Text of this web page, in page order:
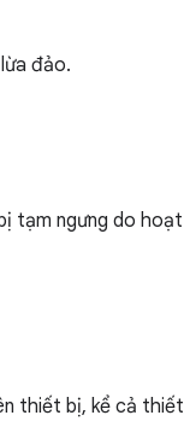
đảo.
tạm ngưng do hoạt
thiết bị, kể cả thiết